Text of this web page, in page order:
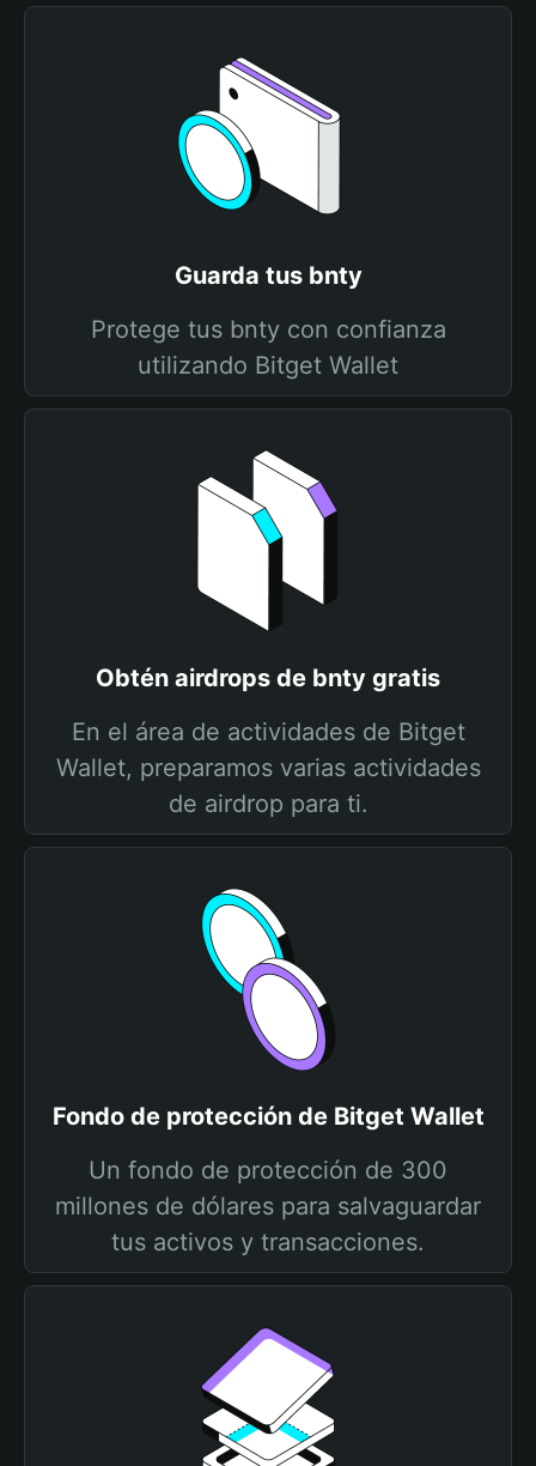
Guarda tus bnty
Protege tus bnty con confianza
utilizando Bitget Wallet
Obtén airdrops de bnty gratis
En el área de actividades de Bitget
Wallet, preparamos varias actividades
de airdrop para ti.
Fondo de protección de Bitget Wallet
Un fondo de protección de 300
millones de dólares para salvaguardar
tus activos y transacciones.